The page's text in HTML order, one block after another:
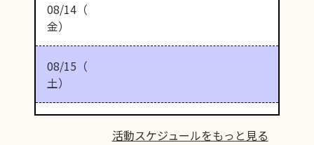
08/14（
金）
08/15（
土）
活動スケジュールをもっと見る